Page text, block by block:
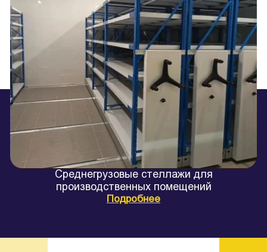
Среднегрузовые стеллажи для
производственных помещений
Подробнее